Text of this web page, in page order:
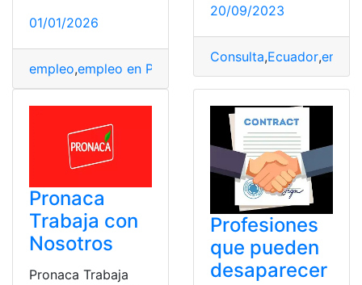
01/01/2026
empleo,empleo en Pronaca Ofertas de empleo
20/09/2023
Consulta,Ecuador,
Pronaca
Trabaja con
Nosotros
Pronaca Trabaja
Profesiones
que pueden
desaparecer